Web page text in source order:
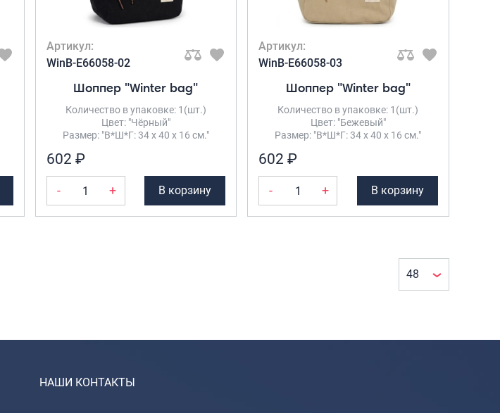
Артикул:
WinB-Е66058-02
Шоппер "Winter bag"
Количество в упаковке: 1(шт.)
Цвет: "Чёрный"
Размер: "В*Ш*Г: 34 х 40 х 16 см."
602 ₽
- + В корзину
Артикул:
WinB-Е66058-03
Шоппер "Winter bag"
Количество в упаковке: 1(шт.)
Цвет: "Бежевый"
Размер: "В*Ш*Г: 34 х 40 х 16 см."
602 ₽
- + В корзину
НАШИ КОНТАКТЫ